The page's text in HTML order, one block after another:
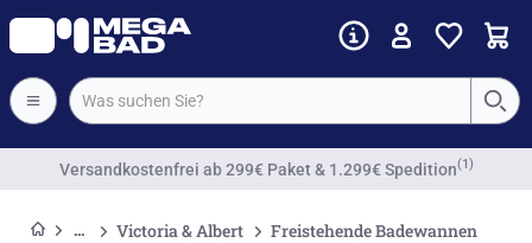
Versandkostenfrei ab 299€ Paket & 1.299€ Spedition(1)
Victoria & Albert Freistehende Badewannen